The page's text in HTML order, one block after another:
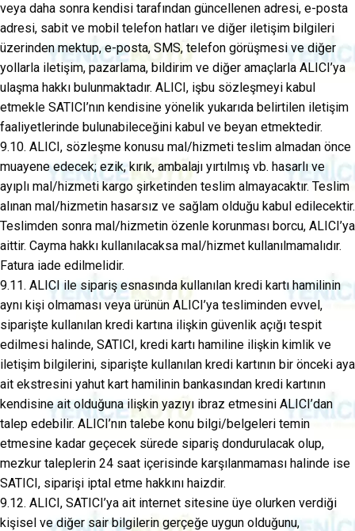
veya daha sonra kendisi tarafından güncellenen adresi, e-posta
adresi, sabit ve mobil telefon hatları ve diğer iletişim bilgileri
üzerinden mektup, e-posta, SMS, telefon görüşmesi ve diğer
yollarla iletişim, pazarlama, bildirim ve diğer amaçlarla ALICI’ya
ulaşma hakkı bulunmaktadır. ALICI, işbu sözleşmeyi kabul
etmekle SATICI’nın kendisine yönelik yukarıda belirtilen iletişim
faaliyetlerinde bulunabileceğini kabul ve beyan etmektedir.
9.10. ALICI, sözleşme konusu mal/hizmeti teslim almadan önce
muayene edecek; ezik, kırık, ambalajı yırtılmış vb. hasarlı ve
ayıplı mal/hizmeti kargo şirketinden teslim almayacaktır. Teslim
alınan mal/hizmetin hasarsız ve sağlam olduğu kabul edilecektir.
Teslimden sonra mal/hizmetin özenle korunması borcu, ALICI’ya
aittir. Cayma hakkı kullanılacaksa mal/hizmet kullanılmamalıdır.
Fatura iade edilmelidir.
9.11. ALICI ile sipariş esnasında kullanılan kredi kartı hamilinin
aynı kişi olmaması veya ürünün ALICI’ya tesliminden evvel,
siparişte kullanılan kredi kartına ilişkin güvenlik açığı tespit
edilmesi halinde, SATICI, kredi kartı hamiline ilişkin kimlik ve
iletişim bilgilerini, siparişte kullanılan kredi kartının bir önceki aya
ait ekstresini yahut kart hamilinin bankasından kredi kartının
kendisine ait olduğuna ilişkin yazıyı ibraz etmesini ALICI’dan
talep edebilir. ALICI’nın talebe konu bilgi/belgeleri temin
etmesine kadar geçecek sürede sipariş dondurulacak olup,
mezkur taleplerin 24 saat içerisinde karşılanmaması halinde ise
SATICI, siparişi iptal etme hakkını haizdir.
9.12. ALICI, SATICI’ya ait internet sitesine üye olurken verdiği
kişisel ve diğer sair bilgilerin gerçeğe uygun olduğunu,